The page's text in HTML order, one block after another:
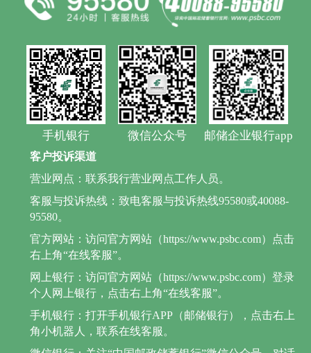
手机银行 微信公众号 邮储企业银行app
客户投诉渠道
营业网点：联系我行营业网点工作人员。
客服与投诉热线：致电客服与投诉热线95580或40088-
95580。
官方网站：访问官方网站（https://www.psbc.com）点击
右上角“在线客服”。
网上银行：访问官方网站（https://www.psbc.com）登录
个人网上银行，点击右上角“在线客服”。
手机银行：打开手机银行APP（邮储银行），点击右上
角小机器人，联系在线客服。